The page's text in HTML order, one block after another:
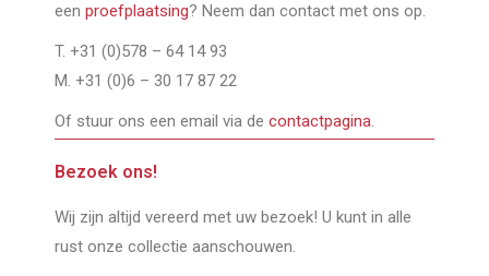
een proefplaatsing? Neem dan contact met ons op.
T. +31 (0)578 – 64 14 93
M. +31 (0)6 – 30 17 87 22
Of stuur ons een email via de contactpagina.
Bezoek ons!
Wij zijn altijd vereerd met uw bezoek! U kunt in alle
rust onze collectie aanschouwen.